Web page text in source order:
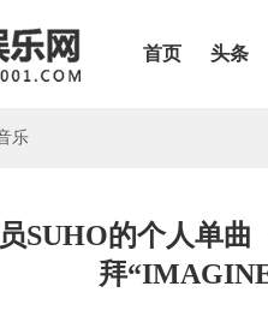
首页 头条
乐
SUHO的个人单曲
拜